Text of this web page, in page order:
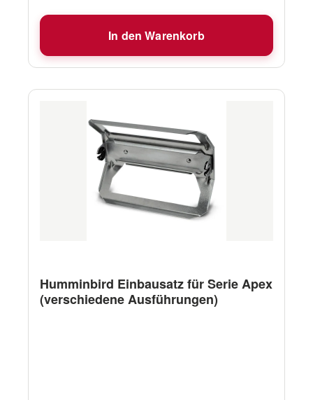
Pfund Schub.
In den Warenkorb
Humminbird Einbausatz für Serie Apex
(verschiedene Ausführungen)